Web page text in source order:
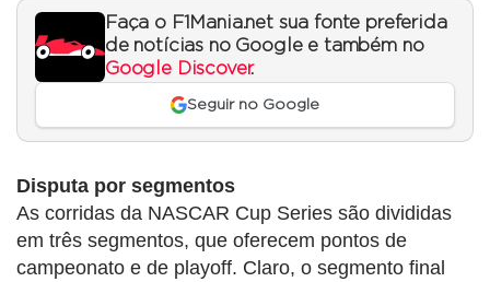
Faça o F1Mania.net sua fonte preferida
de notícias no Google e também no
Google Discover.
Seguir no Google
Disputa por segmentos
As corridas da NASCAR Cup Series são divididas
em três segmentos, que oferecem pontos de
campeonato e de playoff. Claro, o segmento final